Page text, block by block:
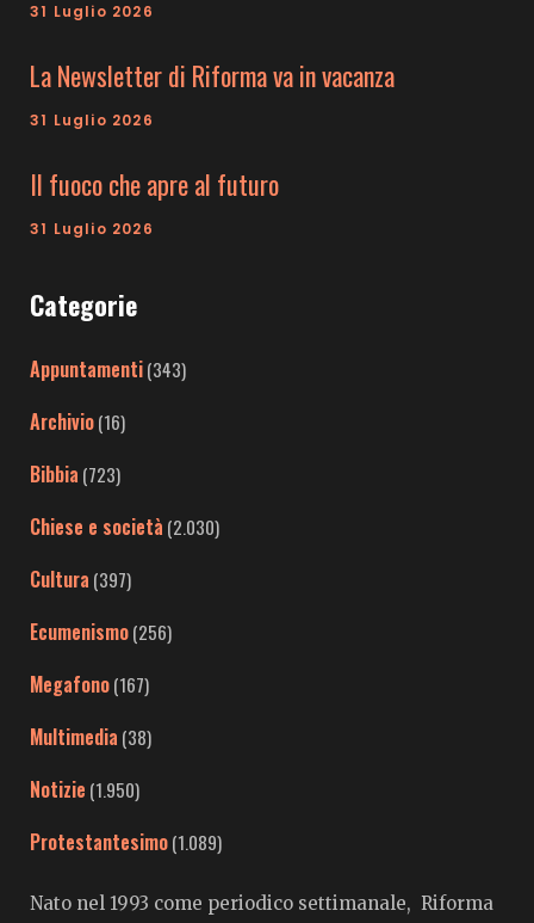
31 Luglio 2026
La Newsletter di Riforma va in vacanza
31 Luglio 2026
Il fuoco che apre al futuro
31 Luglio 2026
Categorie
Appuntamenti(343)
Archivio(16)
Bibbia (723)
Chiese e società (2.030)
Cultura (397)
Ecumenismo(256)
Megafono(167)
Multimedia (38)
Notizie (1.950)
Protestantesimo(1.089)
Nato nel 1993 come periodico settimanale, Riforma